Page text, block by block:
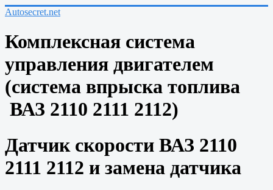
Autosecret.net
Комплексная система
управления двигателем
(система впрыска топлива
ВАЗ 2110 2111 2112)
Датчик скорости ВАЗ 2110
2111 2112 и замена датчика